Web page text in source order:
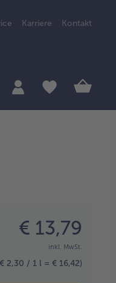
Karriere Kontakt
€ 13,79
inkl. MwSt.
2,30 / 1 l = € 16,42)